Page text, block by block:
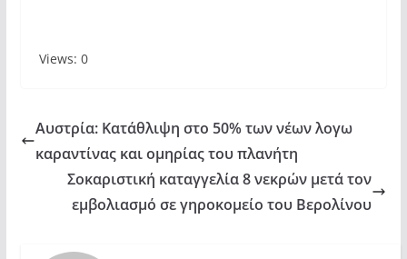
Views: 0
Αυστρία: Κατάθλιψη στο 50% των νέων λογω
καραντίνας και ομηρίας του πλανήτη
Σοκαριστική καταγγελία 8 νεκρών μετά τον
εμβολιασμό σε γηροκομείο του Βερολίνου